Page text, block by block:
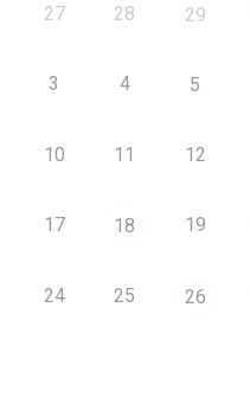
27 28 29
3 4 5
10 11 12
17 18 19
24 25 26